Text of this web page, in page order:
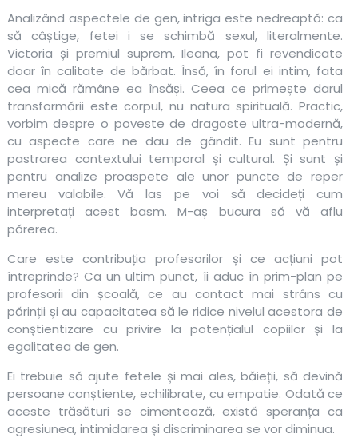
Analizând aspectele de gen, intriga este nedreaptă: ca
să câștige, fetei i se schimbă sexul, literalmente.
Victoria și premiul suprem, Ileana, pot fi revendicate
doar în calitate de bărbat. Însă, în forul ei intim, fata
cea mică rămâne ea însăși. Ceea ce primește darul
transformării este corpul, nu natura spirituală. Practic,
vorbim despre o poveste de dragoste ultra-modernă,
cu aspecte care ne dau de gândit. Eu sunt pentru
pastrarea contextului temporal și cultural. Și sunt și
pentru analize proaspete ale unor puncte de reper
mereu valabile. Vă las pe voi să decideți cum
interpretați acest basm. M-aș bucura să vă aflu
părerea.
Care este contribuția profesorilor și ce acțiuni pot
întreprinde? Ca un ultim punct, îi aduc în prim-plan pe
profesorii din școală, ce au contact mai strâns cu
părinții și au capacitatea să le ridice nivelul acestora de
conștientizare cu privire la potențialul copiilor și la
egalitatea de gen.
Ei trebuie să ajute fetele și mai ales, băieții, să devină
persoane conștiente, echilibrate, cu empatie. Odată ce
aceste trăsături se cimentează, există speranța ca
agresiunea, intimidarea și discriminarea se vor diminua.